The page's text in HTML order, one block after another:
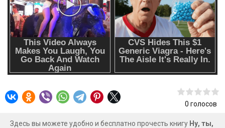
0 голосов
Здесь вы можете удобно и бесплатно прочесть книгу Ну, ты,